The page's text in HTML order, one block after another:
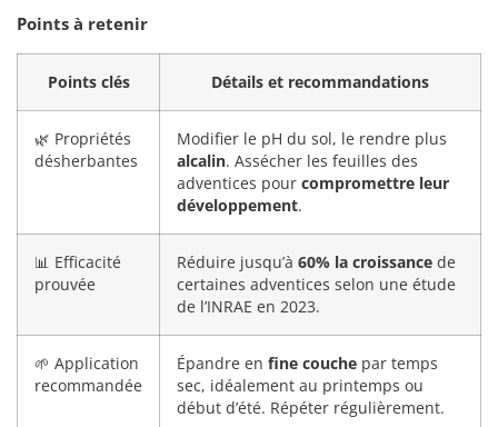
Points à retenir
Points clés Détails et recommandations
🌿 Propriétés
désherbantes
Modifier le pH du sol, le rendre plus
alcalin. Assécher les feuilles des
adventices pour compromettre leur
développement.
📊 Efficacité
prouvée
Réduire jusqu’à 60% la croissance de
certaines adventices selon une étude
de l’INRAE en 2023.
🌱 Application
recommandée
Épandre en fine couche par temps
sec, idéalement au printemps ou
début d’été. Répéter régulièrement.